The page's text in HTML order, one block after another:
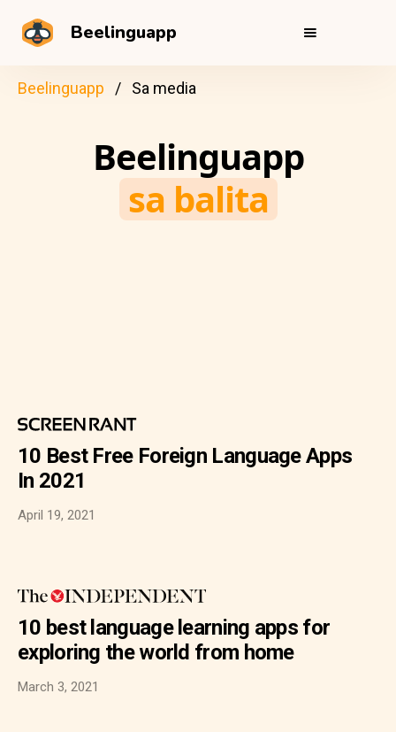
Beelinguapp
Beelinguapp Sa media
Beelinguapp
sa balita
10 Best Free Foreign Language Apps
In 2021
April 19, 2021
10 best language learning apps for
exploring the world from home
March 3, 2021